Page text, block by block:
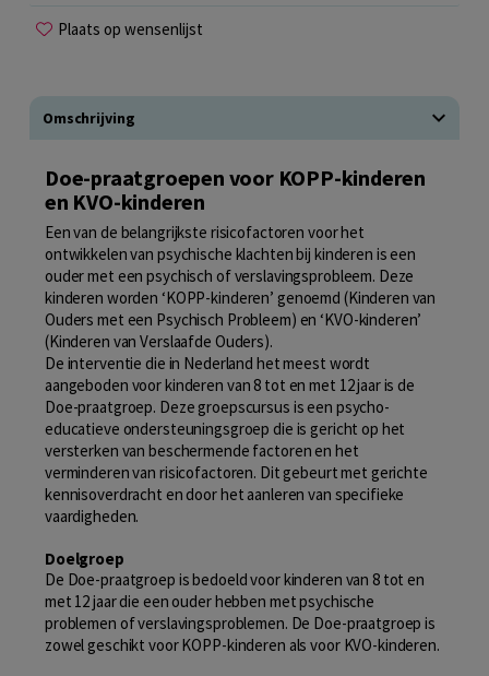
Plaats op wensenlijst
Omschrijving
Doe-praatgroepen voor KOPP-kinderen
en KVO-kinderen
Een van de belangrijkste risicofactoren voor het
ontwikkelen van psychische klachten bij kinderen is een
ouder met een psychisch of verslavingsprobleem. Deze
kinderen worden ‘KOPP-kinderen’ genoemd (Kinderen van
Ouders met een Psychisch Probleem) en ‘KVO-kinderen’
(Kinderen van Verslaafde Ouders).
De interventie die in Nederland het meest wordt
aangeboden voor kinderen van 8 tot en met 12 jaar is de
Doe-praatgroep. Deze groepscursus is een psycho-
educatieve ondersteuningsgroep die is gericht op het
versterken van beschermende factoren en het
verminderen van risicofactoren. Dit gebeurt met gerichte
kennisoverdracht en door het aanleren van specifieke
vaardigheden.
Doelgroep
De Doe-praatgroep is bedoeld voor kinderen van 8 tot en
met 12 jaar die een ouder hebben met psychische
problemen of verslavingsproblemen. De Doe-praatgroep is
zowel geschikt voor KOPP-kinderen als voor KVO-kinderen.